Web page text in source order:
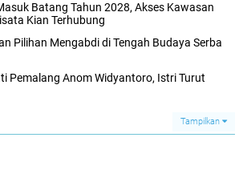
Batang Tahun 2028, Akses Kawasan
Kian Terhubung
Pilihan Mengabdi di Tengah Budaya Serba
Pemalang Anom Widyantoro, Istri Turut
Tampilkan